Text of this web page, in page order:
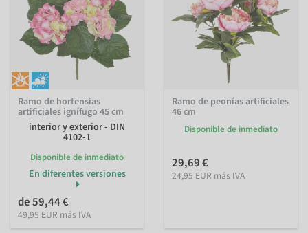
Ramo de hortensias
artificiales ignífugo 45 cm
interior y exterior - DIN
4102-1
Disponible de inmediato
En diferentes versiones
de 59,44 €
49,95 EUR más IVA
Ramo de peonías artificiales
46 cm
Disponible de inmediato
29,69 €
24,95 EUR más IVA